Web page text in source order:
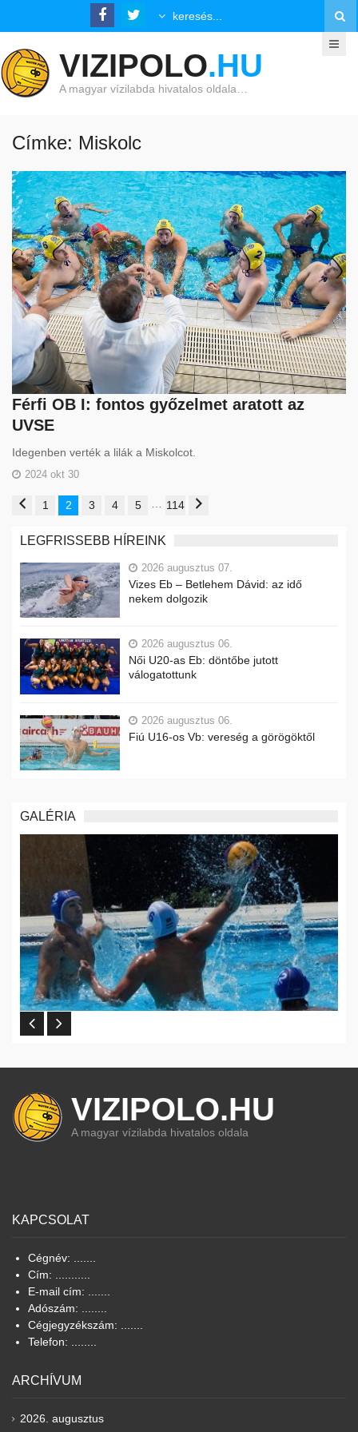
VIZIPOLO.HU
A magyar vízilabda hivatalos oldala…
Címke: Miskolc
Férfi OB I: fontos győzelmet aratott az
UVSE
Idegenben verték a lilák a Miskolcot.
2024 okt 30
1 2 3 4 5 114
LEGFRISSEBB HÍREINK
2026 augusztus 07.
Vizes Eb – Betlehem Dávid: az idő
nekem dolgozik
2026 augusztus 06.
Női U20-as Eb: döntőbe jutott
válogatottunk
2026 augusztus 06.
Fiú U16-os Vb: vereség a görögöktől
GALÉRIA
VIZIPOLO.HU
A magyar vízilabda hivatalos oldala
KAPCSOLAT
Cégnév: .......
Cím: ...........
E-mail cím: .......
Adószám: ........
Cégjegyzékszám: .......
Telefon: ........
ARCHÍVUM
2026. augusztus